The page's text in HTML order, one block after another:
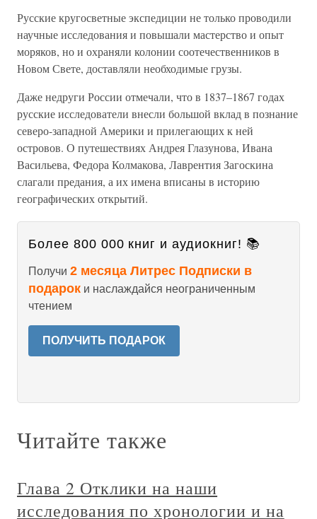
Русские кругосветные экспедиции не только проводили
научные исследования и повышали мастерство и опыт
моряков, но и охраняли колонии соотечественников в
Новом Свете, доставляли необходимые грузы.
Даже недруги России отмечали, что в 1837–1867 годах
русские исследователи внесли большой вклад в познание
северо-западной Америки и прилегающих к ней
островов. О путешествиях Андрея Глазунова, Ивана
Васильева, Федора Колмакова, Лаврентия Загоскина
слагали предания, а их имена вписаны в историю
географических открытий.
Более 800 000 книг и аудиокниг! 📚
Получи 2 месяца Литрес Подписки в
подарок и наслаждайся неограниченным
чтением
ПОЛУЧИТЬ ПОДАРОК
Читайте также
Глава 2 Отклики на наши
исследования по хронологии и на